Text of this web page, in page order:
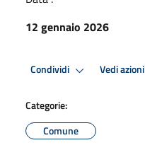
12 gennaio 2026
Condividi Vedi azioni
Categorie:
Comune